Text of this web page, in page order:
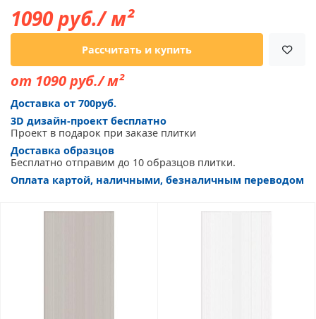
1090руб./ м²
Рассчитать и купить
от 1090 руб./ м²
Доставка от 700руб.
3D дизайн-проект бесплатно
Проект в подарок при заказе плитки
Доставка образцов
Бесплатно отправим до 10 образцов плитки.
Оплата картой, наличными, безналичным переводом